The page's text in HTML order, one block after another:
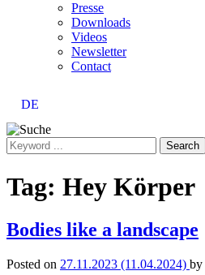
Presse
Downloads
Videos
Newsletter
Contact
DE
Search
for:
Tag: Hey Körper
Bodies like a landscape
Posted on 27.11.2023 (11.04.2024) by